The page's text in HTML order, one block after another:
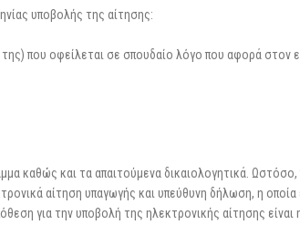
υποβολής της αίτησης:
που οφείλεται σε σπουδαίο λόγο που αφορά στον
καθώς και τα απαιτούμενα δικαιολογητικά. Ωστόσο,
αίτηση υπαγωγής και υπεύθυνη δήλωση, η οποία
για την υποβολή της ηλεκτρονικής αίτησης είναι